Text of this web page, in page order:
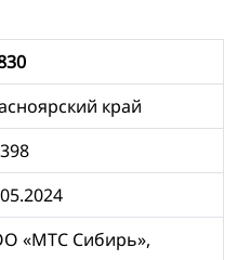
край
398
«МТС Сибирь»,